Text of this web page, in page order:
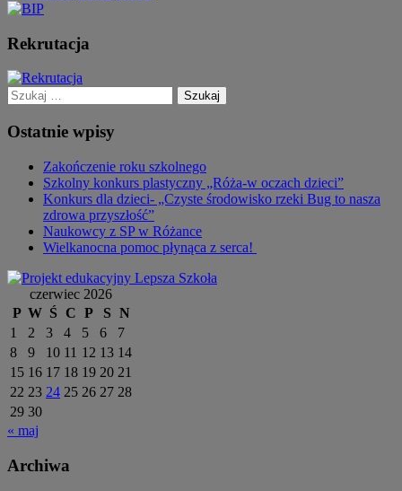
Rekrutacja
Szukaj:
Ostatnie wpisy
Zakończenie roku szkolnego
Szkolny konkurs plastyczny „Róża-w oczach dzieci”
Konkurs dla dzieci- „Czyste środowisko rzeki Bug to nasza
zdrowa przyszłość”
Naukowcy z SP w Różance
Wielkanocna pomoc płynąca z serca!
czerwiec 2026
P W Ś C P S N
1
2 3 4 5 6
7
8
9 10 11 12 13 14
15 16 17 18 19 20 21
22 23 24 25 26 27 28
29 30
« maj
Archiwa